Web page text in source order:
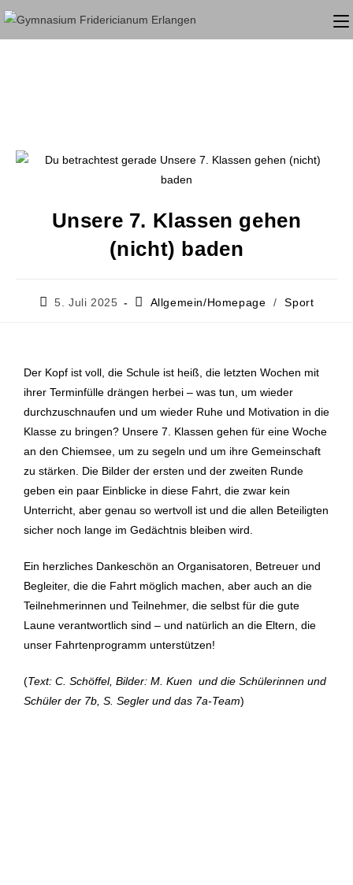
Unsere 7. Klassen gehen
(nicht) baden
5. Juli 2025 Allgemein/Homepage / Sport
Der Kopf ist voll, die Schule ist heiß, die letzten Wochen mit
ihrer Terminfülle drängen herbei – was tun, um wieder
durchzuschnaufen und um wieder Ruhe und Motivation in die
Klasse zu bringen? Unsere 7. Klassen gehen für eine Woche
an den Chiemsee, um zu segeln und um ihre Gemeinschaft
zu stärken. Die Bilder der ersten und der zweiten Runde
geben ein paar Einblicke in diese Fahrt, die zwar kein
Unterricht, aber genau so wertvoll ist und die allen Beteiligten
sicher noch lange im Gedächtnis bleiben wird.
Ein herzliches Dankeschön an Organisatoren, Betreuer und
Begleiter, die die Fahrt möglich machen, aber auch an die
Teilnehmerinnen und Teilnehmer, die selbst für die gute
Laune verantwortlich sind – und natürlich an die Eltern, die
unser Fahrtenprogramm unterstützen!
(Text: C. Schöffel, Bilder: M. Kuen und die Schülerinnen und
Schüler der 7b, S. Segler und das 7a-Team)